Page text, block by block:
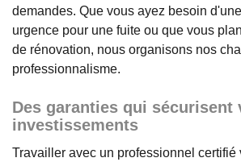
demandes. Que vous ayez besoin
urgence pour une fuite ou que vous
de rénovation, nous organisons nos
professionnalisme.
Des garanties qui sécurisent
investissements
Travailler avec un professionnel certifié